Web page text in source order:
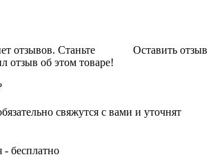
Оставить отзыв
отзывов. Станьте
отзыв об этом товаре!
свяжутся с вами и уточнят
- бесплатно